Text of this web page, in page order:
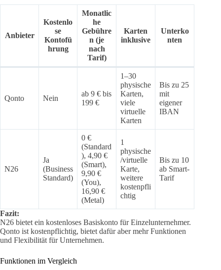
Anbieter
Kostenlo
se
Kontofü
hrung
Monatlic
he
Gebühre
n (je
nach
Tarif)
Karten
inklusive
Unterko
nten
Qonto Nein
ab 9 € bis
199 €
1–30
physische
Karten,
viele
virtuelle
Karten
Bis zu 25
mit
eigener
IBAN
N26
Ja
(Business
Standard)
0 €
(Standard
), 4,90 €
(Smart),
9,90 €
(You),
16,90 €
(Metal)
1
physische
/virtuelle
Karte,
weitere
kostenpfli
chtig
Bis zu 10
ab Smart-
Tarif
Fazit:
N26 bietet ein kostenloses Basiskonto für Einzelunternehmer.
Qonto ist kostenpflichtig, bietet dafür aber mehr Funktionen
und Flexibilität für Unternehmen.
Funktionen im Vergleich